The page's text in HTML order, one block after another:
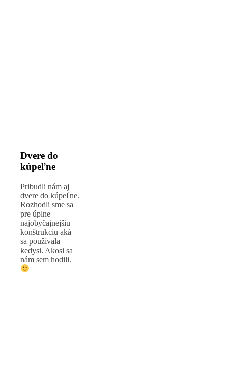
Dvere do
kúpeľne
Pribudli nám aj
dvere do kúpeľne.
Rozhodli sme sa
pre úplne
najobyčajnejšiu
konštrukciu aká
sa používala
kedysi. Akosi sa
nám sem hodili.